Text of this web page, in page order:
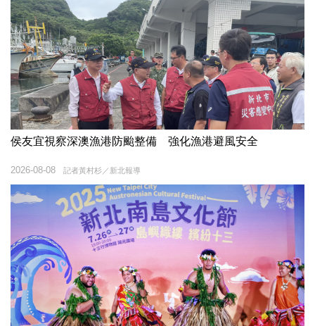
侯友宜視察深澳漁港防颱整備 強化漁港避風安全
記者黃村杉／新北報導
2026-08-08